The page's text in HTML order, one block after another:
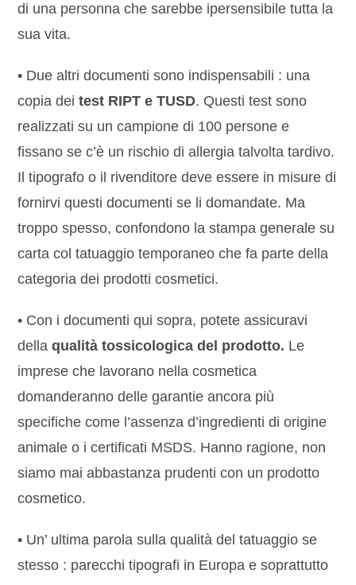
di una personna che sarebbe ipersensibile tutta la
sua vita.
• Due altri documenti sono indispensabili : una
copia deitest RIPT e TUSD. Questi test sono
realizzati su un campione di 100 persone e
fissano se c’è un rischio di allergia talvolta tardivo.
Il tipografo o il rivenditore deve essere in misure di
fornirvi questi documenti se li domandate. Ma
troppo spesso, confondono la stampa generale su
carta col tatuaggio temporaneo che fa parte della
categoria dei prodotti cosmetici.
• Con i documenti qui sopra, potete assicuravi
dellaqualità tossicologica del prodotto. Le
imprese che lavorano nella cosmetica
domanderanno delle garantie ancora più
specifiche come l’assenza d’ingredienti di origine
animale o i certificati MSDS. Hanno ragione, non
siamo mai abbastanza prudenti con un prodotto
cosmetico.
• Un’ ultima parola sulla qualità del tatuaggio se
stesso : parecchi tipografi in Europa e soprattutto